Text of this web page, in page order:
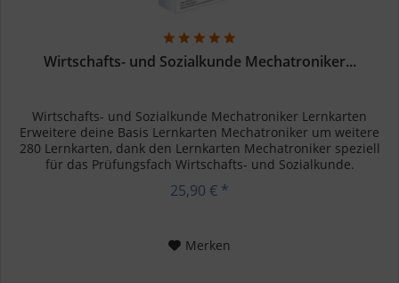
Wirtschafts- und Sozialkunde Mechatroniker...
Wirtschafts- und Sozialkunde Mechatroniker Lernkarten
Erweitere deine Basis Lernkarten Mechatroniker um weitere
280 Lernkarten, dank den Lernkarten Mechatroniker speziell
für das Prüfungsfach Wirtschafts- und Sozialkunde.
Überprüfe...
25,90 € *
Merken